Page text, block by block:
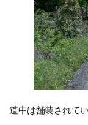
道中は舗装されて